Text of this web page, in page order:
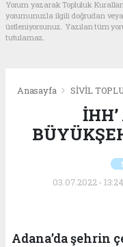
Yorum yazarak Topluluk
yorumunuzla ilgili doğrudan
üstleniyorsunuz. Yazılan tüm
tutulamaz.
Anasayfa SİVİL
03.07.2022 -
Adana’da şehrin